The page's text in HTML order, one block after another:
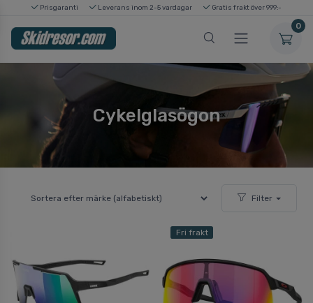
Prisgaranti Leverans inom 2-5 vardagar Gratis frakt över 999:-
0
Cykelglasögon
Filter
Fri frakt